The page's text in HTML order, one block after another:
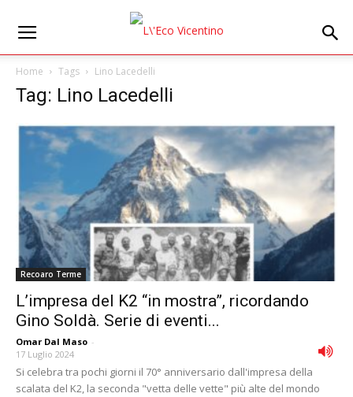
Home Tags Lino Lacedelli
Tag: Lino Lacedelli
Recoaro Terme
L’impresa del K2 “in mostra”, ricordando
Gino Soldà. Serie di eventi...
Omar Dal Maso -
17 Luglio 2024
Si celebra tra pochi giorni il 70° anniversario dall'impresa della
scalata del K2, la seconda "vetta delle vette" più alte del mondo